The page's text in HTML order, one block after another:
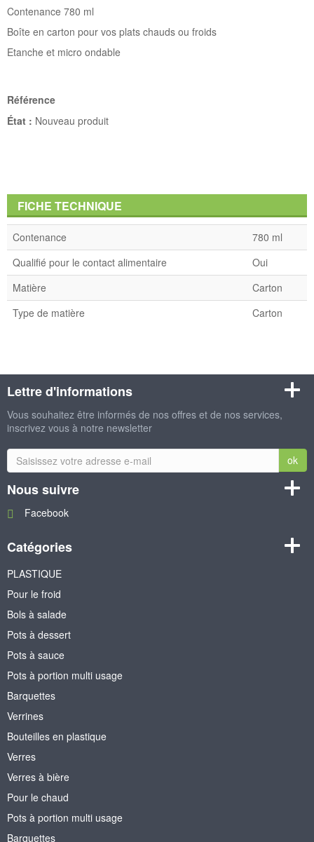
Contenance 780 ml
Boîte en carton pour vos plats chauds ou froids
Etanche et micro ondable
Référence
État : Nouveau produit
FICHE TECHNIQUE
Contenance
780 ml
Qualifié pour le contact alimentaire
Oui
Matière
Carton
Type de matière
Carton
Lettre d'informations
Vous souhaitez être informés de nos offres et de nos services,
inscrivez vous à notre newsletter
ok
Nous suivre
Facebook
Catégories
PLASTIQUE
Pour le froid
Bols à salade
Pots à dessert
Pots à sauce
Pots à portion multi usage
Barquettes
Verrines
Bouteilles en plastique
Verres
Verres à bière
Pour le chaud
Pots à portion multi usage
Barquettes